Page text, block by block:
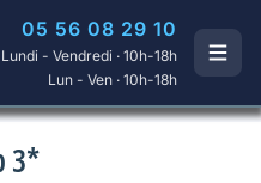
05 56 08 29 10
Lundi - Vendredi · 10h-18h
Lun - Ven · 10h-18h
3*